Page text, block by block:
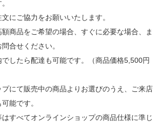
にご協力をお願いいたします。
商品をご希望の場合、すぐに必要な場合、ま
合せください。
したら配達も可能です。（商品価格5,500円
にて販売中の商品よりお選びのうえ、ご来店
能です。
すべてオンラインショップの商品仕様に準じ